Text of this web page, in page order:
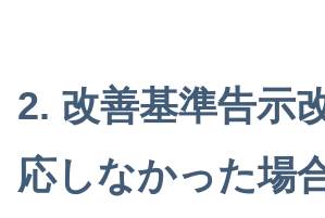
2. 改善基準告示
応しなかった場